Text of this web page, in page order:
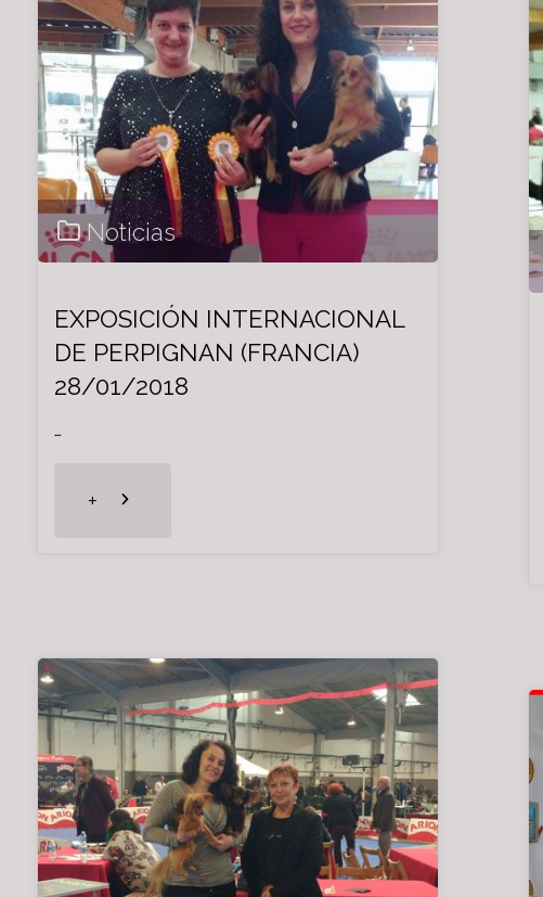
Noticias
EXPOSICIÓN INTERNACIONAL
DE PERPIGNAN (FRANCIA)
28/01/2018
…
+ "EXPOSICIÓN
PERPIGNAN
(FRANCIA)
28/01/2018"